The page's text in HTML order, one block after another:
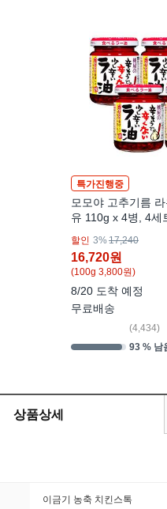
특가진행중
모모야 고추기름
유 110g x 4병, 4세
할인 3%17,240
16,720원
(100g 3,800원)
8/20 도착 예정
무료배송
(4,434)
93 % 남
상품상세
이금기 농축 치킨스톡